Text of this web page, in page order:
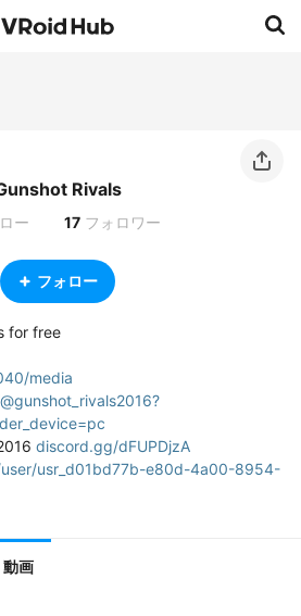
Rivals
ー 17 フォロワー
フォロー
for free
media
discord.gg/dFUPDjzA
usr_d01bd77b-e80d-4a00-8954-
動画